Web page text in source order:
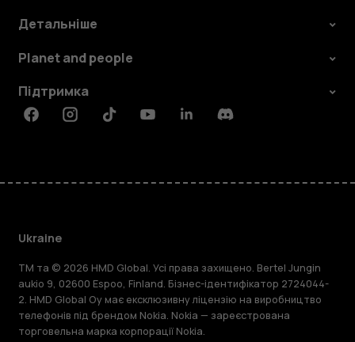
Детальніше
Planet and people
Підтримка
FacebookInstagramTiktokYoutubeLinkedinDiscord
Ukraine
TM та © 2026 HMD Global. Усі права захищено. Bertel Jungin
aukio 9, 02600 Espoo, Finland. Бізнес-ідентифікатор 2724044-
2. HMD Global Oy має ексклюзивну ліцензію на виробництво
телефонів під брендом Nokia. Nokia — зареєстрована
торговельна марка корпорації Nokia.